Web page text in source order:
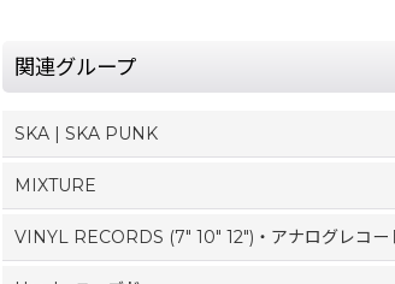
関連グループ
SKA | SKA PUNK
MIXTURE
VINYL RECORDS (7" 10" 12")・アナログレコー